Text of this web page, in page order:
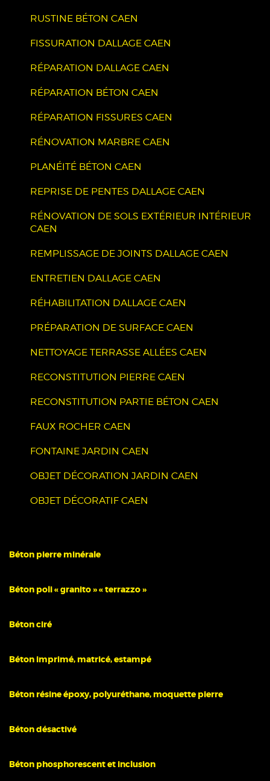
RUSTINE BÉTON CAEN
FISSURATION DALLAGE CAEN
RÉPARATION DALLAGE CAEN
RÉPARATION BÉTON CAEN
RÉPARATION FISSURES CAEN
RÉNOVATION MARBRE CAEN
PLANÉITÉ BÉTON CAEN
REPRISE DE PENTES DALLAGE CAEN
RÉNOVATION DE SOLS EXTÉRIEUR INTÉRIEUR
CAEN
REMPLISSAGE DE JOINTS DALLAGE CAEN
ENTRETIEN DALLAGE CAEN
RÉHABILITATION DALLAGE CAEN
PRÉPARATION DE SURFACE CAEN
NETTOYAGE TERRASSE ALLÉES CAEN
RECONSTITUTION PIERRE CAEN
RECONSTITUTION PARTIE BÉTON CAEN
FAUX ROCHER CAEN
FONTAINE JARDIN CAEN
OBJET DÉCORATION JARDIN CAEN
OBJET DÉCORATIF CAEN
Béton pierre minérale
Béton poli « granito » « terrazzo »
Béton ciré
Béton imprimé, matricé, estampé
Béton résine époxy, polyuréthane, moquette pierre
Béton désactivé
Béton phosphorescent et inclusion